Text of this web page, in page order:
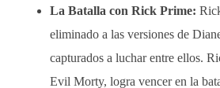
La Batalla con Rick Prime:
eliminado a las versiones de
capturados a luchar entre ellos.
Evil Morty, logra vencer en la